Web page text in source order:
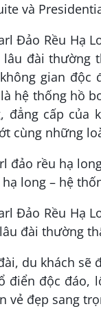
và
Đảo Rều Hạ
đài thường
gian độc
hệ thống hồ
đẳng cấp của
cùng những
Đảo Rều Hạ
đài thường
du khách
điển độc đáo,
vẻ đẹp sang